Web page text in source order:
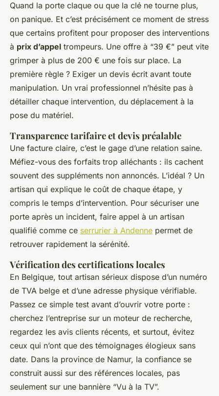
Quand la porte claque ou que la clé ne tourne plus,
on panique. Et c’est précisément ce moment de stress
que certains profitent pour proposer des interventions
à prix d’appel trompeurs. Une offre à “39 €” peut vite
grimper à plus de 200 € une fois sur place. La
première règle ? Exiger un devis écrit avant toute
manipulation. Un vrai professionnel n’hésite pas à
détailler chaque intervention, du déplacement à la
pose du matériel.
Transparence tarifaire et devis préalable
Une facture claire, c’est le gage d’une relation saine.
Méfiez-vous des forfaits trop alléchants : ils cachent
souvent des suppléments non annoncés. L’idéal ? Un
artisan qui explique le coût de chaque étape, y
compris le temps d’intervention. Pour sécuriser une
porte après un incident, faire appel à un artisan
qualifié comme ce serrurier à Andenne permet de
retrouver rapidement la sérénité.
Vérification des certifications locales
En Belgique, tout artisan sérieux dispose d’un numéro
de TVA belge et d’une adresse physique vérifiable.
Passez ce simple test avant d’ouvrir votre porte :
cherchez l’entreprise sur un moteur de recherche,
regardez les avis clients récents, et surtout, évitez
ceux qui n’ont que des témoignages élogieux sans
date. Dans la province de Namur, la confiance se
construit aussi sur des références locales, pas
seulement sur une bannière “Vu à la TV”.